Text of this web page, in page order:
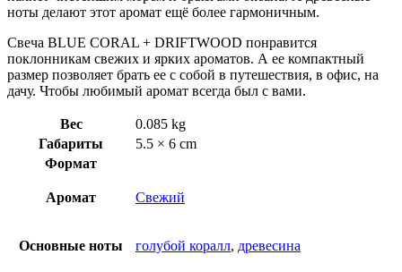
ноты делают этот аромат ещё более гармоничным.
Свеча BLUE CORAL + DRIFTWOOD понравится
поклонникам свежих и ярких ароматов. А ее компактный
размер позволяет брать ее с собой в путешествия, в офис, на
дачу. Чтобы любимый аромат всегда был с вами.
Вес
0.085 kg
Габариты
5.5 × 6 cm
Формат
Аромат Свежий
Основные ноты голубой коралл, древесина